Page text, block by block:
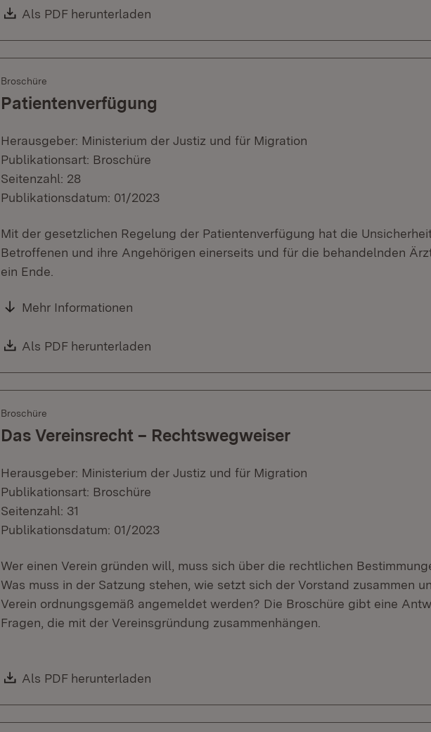
Download:
Als PDF herunterladen
Broschüre
Patientenverfügung
Herausgeber: Ministerium der Justiz und für Migration
Publikationsart: Broschüre
Seitenzahl: 28
Publikationsdatum: 01/2023
Mit der gesetzlichen Regelung der Patientenverfügung hat die
Betroffenen und ihre Angehörigen einerseits und für die behandelnden
ein Ende.
Mehr Informationen
Download:
Als PDF herunterladen
Broschüre
Das Vereinsrecht – Rechtswegweiser
Herausgeber: Ministerium der Justiz und für Migration
Publikationsart: Broschüre
Seitenzahl: 31
Publikationsdatum: 01/2023
Wer einen Verein gründen will, muss sich über die rechtlichen
Was muss in der Satzung stehen, wie setzt sich der Vorstand zusammen
Verein ordnungsgemäß angemeldet werden? Die Broschüre gibt eine
Fragen, die mit der Vereinsgründung zusammenhängen.
Download:
Als PDF herunterladen